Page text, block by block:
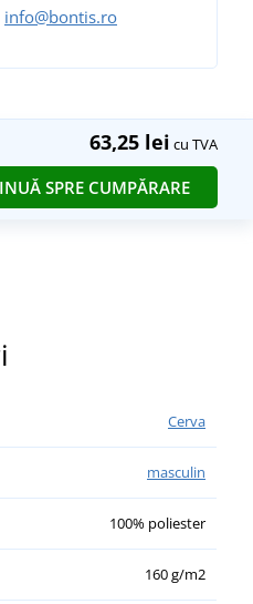
info@bontis.ro
63,25 lei cu TVA
SPRE CUMPĂRARE
Cerva
masculin
100% poliester
160 g/m2